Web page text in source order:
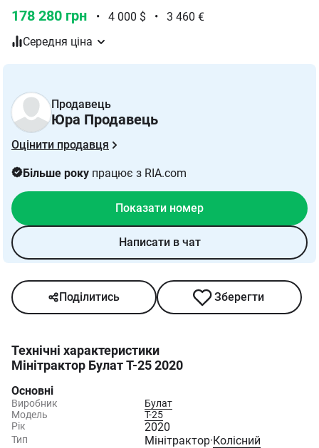
178 280 грн • 4 000 $ •
3 460 €
Середня ціна
Продавець
Юра Продавець
Оцінити продавця
Більше року працює з RIA.com
Показати номер
Написати в чат
Поділитись Зберегти
Технічні характеристики
Мінітрактор Булат T-25 2020
Основні
Виробник
Булат
Модель
T-25
Рік
2020
Тип Мінітрактор·Колісний